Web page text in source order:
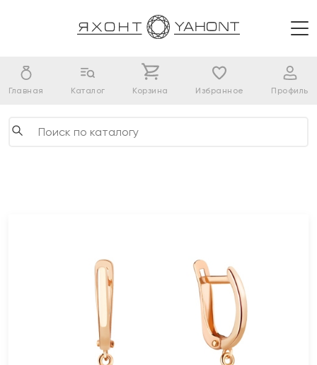
Главная Каталог Корзина Избранное Профиль